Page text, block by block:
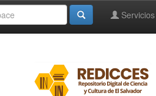
Servicios